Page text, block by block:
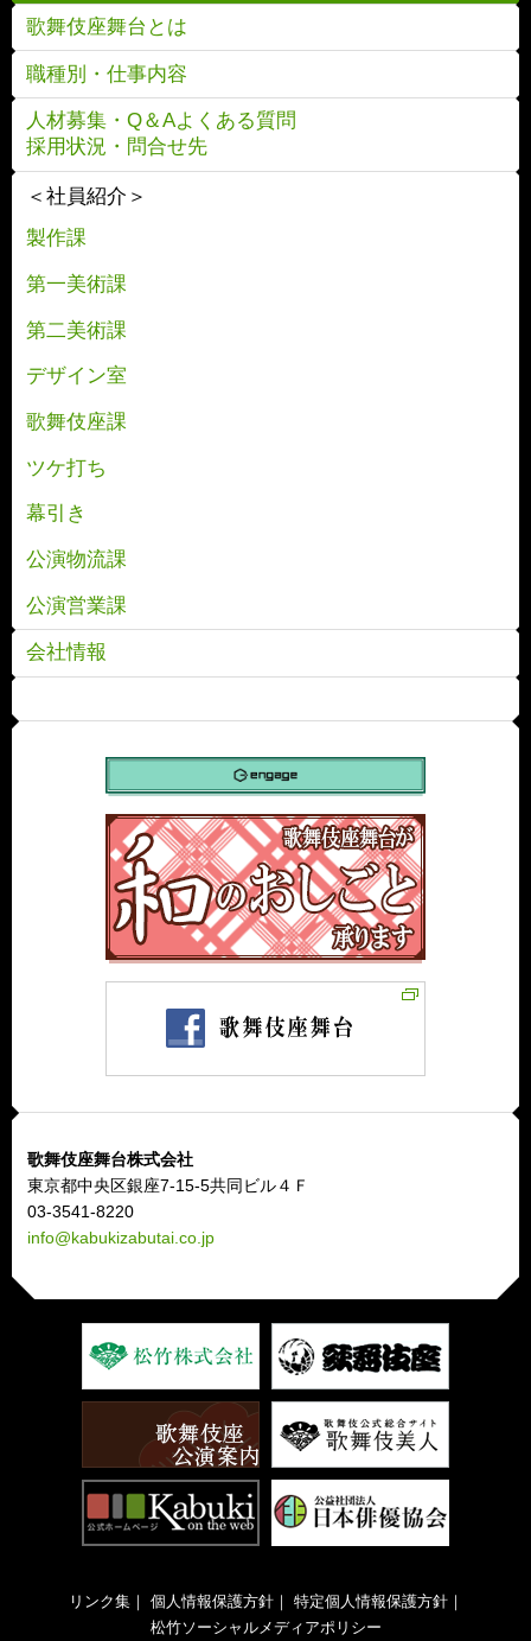
歌舞伎座舞台とは
職種別・仕事内容
人材募集・Q＆Aよくある質問
採用状況・問合せ先
＜社員紹介＞
製作課
第一美術課
第二美術課
デザイン室
歌舞伎座課
ツケ打ち
幕引き
公演物流課
公演営業課
会社情報
歌舞伎座舞台株式会社
東京都中央区銀座7-15-5共同ビル４Ｆ
03-3541-8220
info@kabukizabutai.co.jp
リンク集｜ 個人情報保護方針｜ 特定個人情報保護方針｜
松竹ソーシャルメディアポリシー